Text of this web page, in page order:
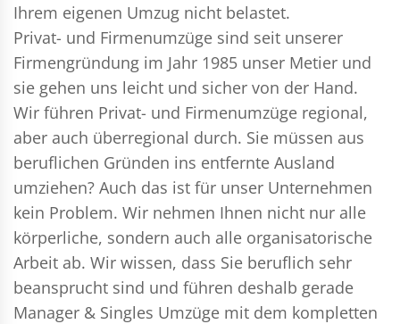
Ihrem eigenen Umzug nicht belastet.
Privat- und Firmenumzüge sind seit unserer
Firmengründung im Jahr 1985 unser Metier und
sie gehen uns leicht und sicher von der Hand.
Wir führen Privat- und Firmenumzüge regional,
aber auch überregional durch. Sie müssen aus
beruflichen Gründen ins entfernte Ausland
umziehen? Auch das ist für unser Unternehmen
kein Problem. Wir nehmen Ihnen nicht nur alle
körperliche, sondern auch alle organisatorische
Arbeit ab. Wir wissen, dass Sie beruflich sehr
beansprucht sind und führen deshalb gerade
Manager & Singles Umzüge mit dem kompletten